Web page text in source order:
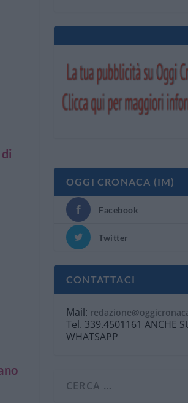
OGGI CRONACA (IM)
Facebook
Twitter
CONTATTACI
Mail:
Tel. 339.4501161 ANCHE
WHATSAPP